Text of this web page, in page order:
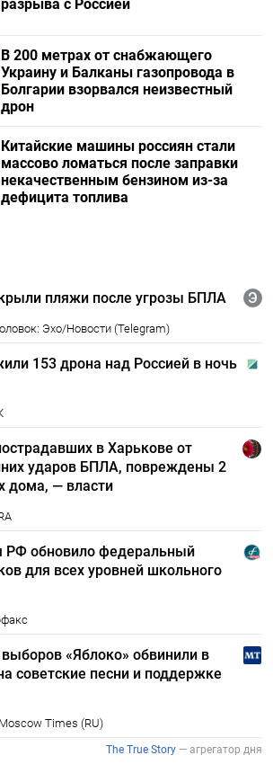
разрыва с Россией
В 200 метрах от снабжающего
Украину и Балканы газопровода в
Болгарии взорвался неизвестный
дрон
Китайские машины россиян стали
массово ломаться после заправки
некачественным бензином из-за
дефицита топлива